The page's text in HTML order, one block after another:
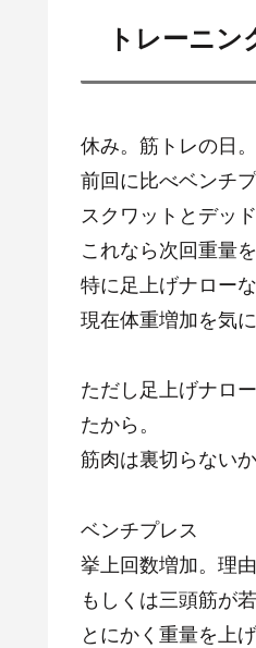
トレーニン
休み。筋トレの日。
前回に比べベンチ
スクワットとデッ
これなら次回重量
特に足上げナロー
現在体重増加を気
ただし足上げナロ
たから。
筋肉は裏切らない
ベンチプレス
挙上回数増加。理
もしくは三頭筋が
とにかく重量を上